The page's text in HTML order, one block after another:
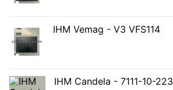
IHM Vemag - V3 VFS114
IHM Candela - 7111-10-